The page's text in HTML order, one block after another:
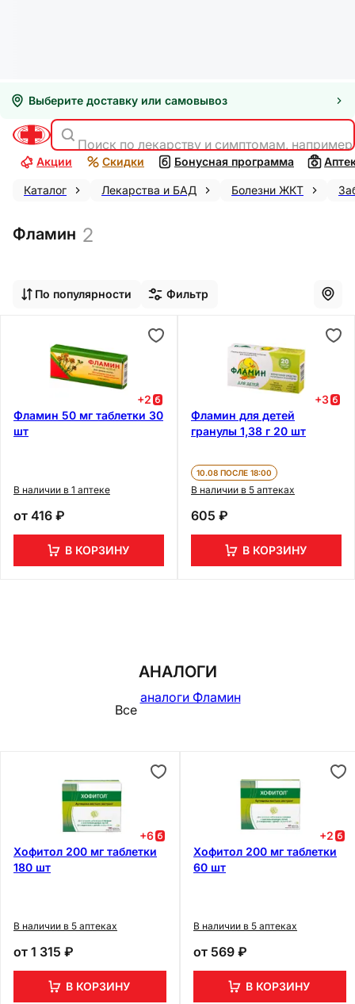
Выберите доставку или самовывоз
Поиск по лекарству и симптомам,
Акции Скидки Бонусная программа
Каталог Лекарства и БАД Болезни ЖКТ
Фламин 2
По популярности Фильтр
+2
Фламин 50 мг таблетки 30
шт
В наличии в 1 аптеке
от 416 ₽
В КОРЗИНУ
+3
Фламин для детей
гранулы 1,38 г 20 шт
10.08 ПОСЛЕ 18:00
В наличии в 5 аптеках
605 ₽
В КОРЗИНУ
АНАЛОГИ
Все
аналоги Фламин
+6
Хофитол 200 мг таблетки
180 шт
В наличии в 5 аптеках
от 1 315 ₽
В КОРЗИНУ
+2
Хофитол 200 мг таблетки
60 шт
В наличии в 5 аптеках
от 569 ₽
В КОРЗИНУ